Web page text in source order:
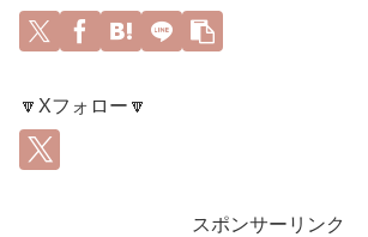
🔽Xフォロー🔽
スポンサーリンク